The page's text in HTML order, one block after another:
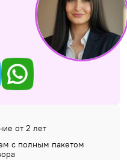
от 2 лет
с полным пакетом